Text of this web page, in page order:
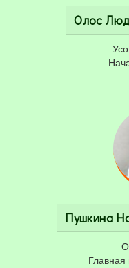
Олос
Пушкина
Главная